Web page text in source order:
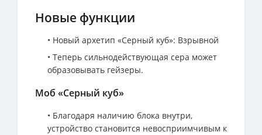
Новые функции
• Новый архетип «Серный куб»: Взрывной
• Теперь сильнодействующая сера может
образовывать гейзеры.
Моб «Серный куб»
• Благодаря наличию блока внутри,
устройство становится невосприимчивым к